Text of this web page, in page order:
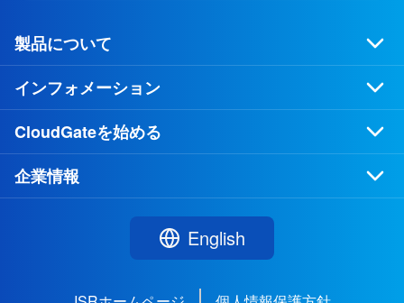
製品について
インフォメーション
CloudGateを始める
企業情報
English